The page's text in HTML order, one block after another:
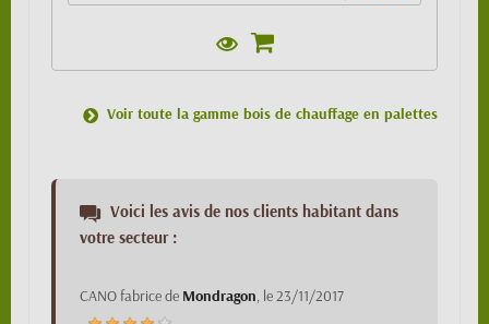
Voir toute la gamme bois de chauffage en palettes
Voici les avis de nos clients habitant dans
votre secteur :
CANO fabricede Mondragon, le23/11/2017